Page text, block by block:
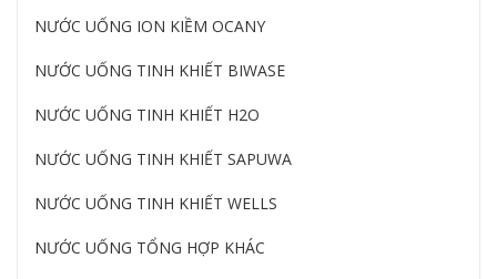
NƯỚC UỐNG ION KIỀM OCANY
NƯỚC UỐNG TINH KHIẾT BIWASE
NƯỚC UỐNG TINH KHIẾT H2O
NƯỚC UỐNG TINH KHIẾT SAPUWA
NƯỚC UỐNG TINH KHIẾT WELLS
NƯỚC UỐNG TỔNG HỢP KHÁC